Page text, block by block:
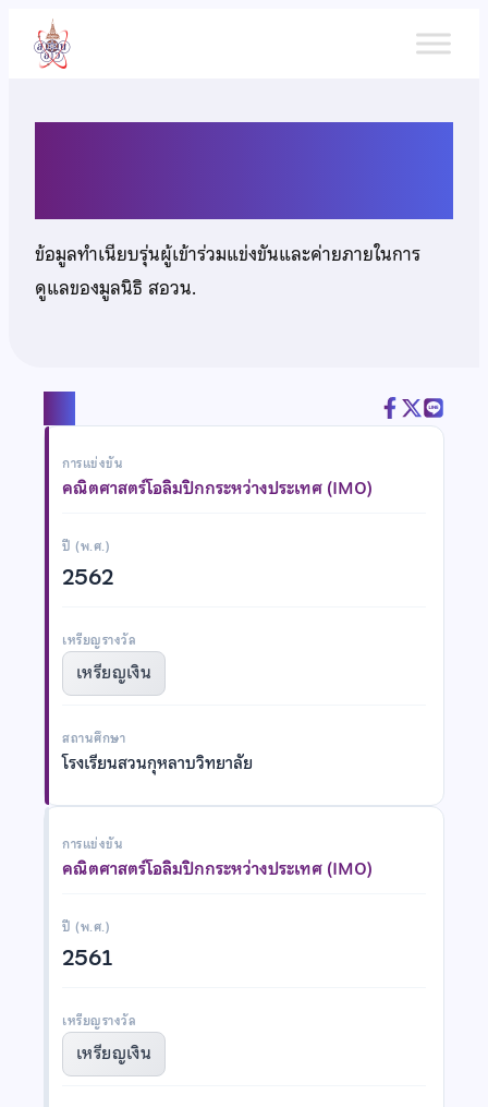
เนื้อหา
ข้อมูลทำเนียบรุ่นผู้เข้าร่วมแข่งขันและค่ายภายในการ
ดูแลของมูลนิธิ สอวน.
การแข่งขัน
คณิตศาสตร์โอลิมปิกกระหว่างประเทศ (IMO)
ปี (พ.ศ.)
2562
เหรียญรางวัล
เหรียญเงิน
สถานศึกษา
โรงเรียนสวนกุหลาบวิทยาลัย
การแข่งขัน
คณิตศาสตร์โอลิมปิกกระหว่างประเทศ (IMO)
ปี (พ.ศ.)
2561
เหรียญรางวัล
เหรียญเงิน